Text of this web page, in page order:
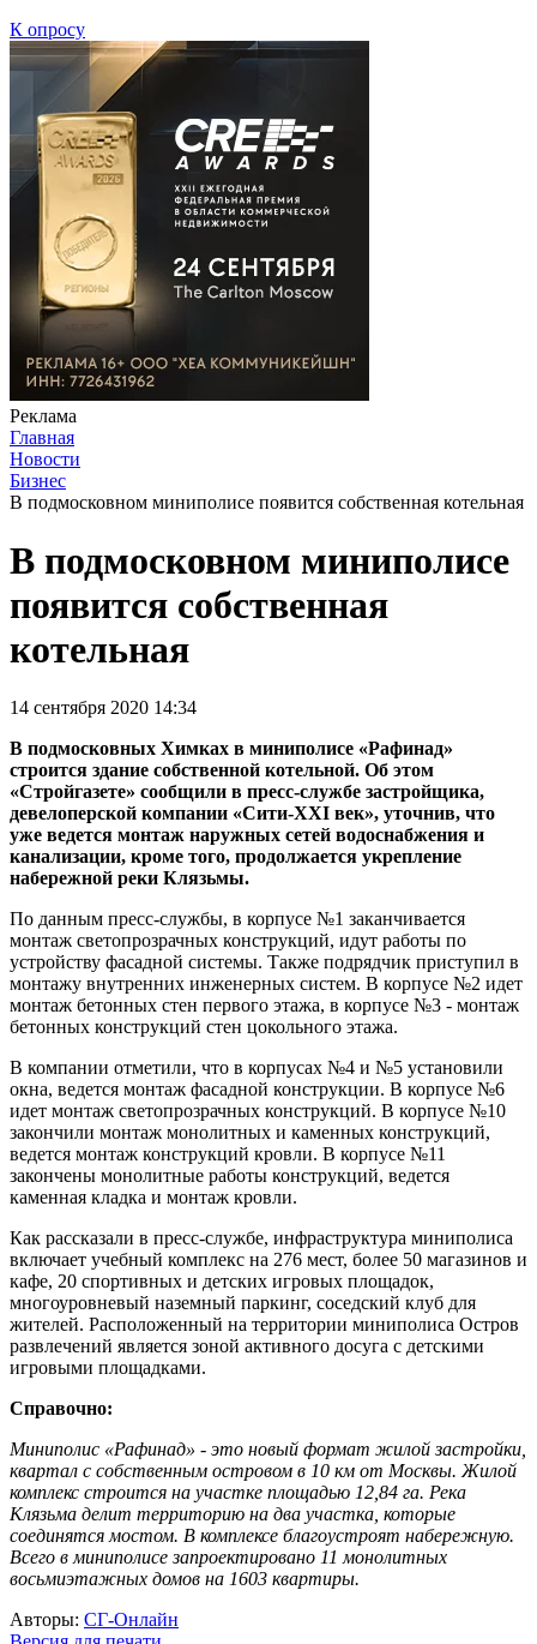
К опросу
Реклама
Главная
Новости
Бизнес
В подмосковном миниполисе появится собственная котельная
В подмосковном миниполисе
появится собственная
котельная
14 сентября 2020 14:34
В подмосковных Химках в миниполисе «Рафинад»
строится здание собственной котельной. Об этом
«Стройгазете» сообщили в пресс-службе застройщика,
девелоперской компании «Сити-XXI век», уточнив, что
уже ведется монтаж наружных сетей водоснабжения и
канализации, кроме того, продолжается укрепление
набережной реки Клязьмы.
По данным пресс-службы, в корпусе №1 заканчивается
монтаж светопрозрачных конструкций, идут работы по
устройству фасадной системы. Также подрядчик приступил в
монтажу внутренних инженерных систем. В корпусе №2 идет
монтаж бетонных стен первого этажа, в корпусе №3 - монтаж
бетонных конструкций стен цокольного этажа.
В компании отметили, что в корпусах №4 и №5 установили
окна, ведется монтаж фасадной конструкции. В корпусе №6
идет монтаж светопрозрачных конструкций. В корпусе №10
закончили монтаж монолитных и каменных конструкций,
ведется монтаж конструкций кровли. В корпусе №11
закончены монолитные работы конструкций, ведется
каменная кладка и монтаж кровли.
Как рассказали в пресс-службе, инфраструктура миниполиса
включает учебный комплекс на 276 мест, более 50 магазинов и
кафе, 20 спортивных и детских игровых площадок,
многоуровневый наземный паркинг, соседский клуб для
жителей. Расположенный на территории миниполиса Остров
развлечений является зоной активного досуга с детскими
игровыми площадками.
Справочно:
Миниполис «Рафинад» - это новый формат жилой застройки,
квартал с собственным островом в 10 км от Москвы. Жилой
комплекс строится на участке площадью 12,84 га. Река
Клязьма делит территорию на два участка, которые
соединятся мостом. В комплексе благоустроят набережную.
Всего в миниполисе запроектировано 11 монолитных
восьмиэтажных домов на 1603 квартиры.
Авторы: СГ-Онлайн